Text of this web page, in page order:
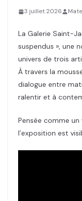
3 juillet 2026
La Galerie Saint-
suspendus », une
univers de trois
À travers la
dialogue entre
ralentir et à
Pensée comme
l’exposition est